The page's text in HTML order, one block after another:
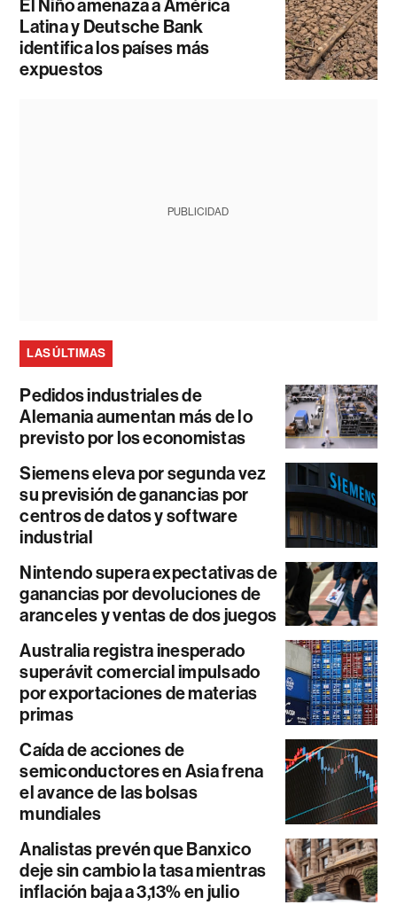
El Niño amenaza a América
Latina y Deutsche Bank
identifica los países más
expuestos
PUBLICIDAD
LAS ÚLTIMAS
Pedidos industriales de
Alemania aumentan más de lo
previsto por los economistas
Siemens eleva por segunda vez
su previsión de ganancias por
centros de datos y software
industrial
Nintendo supera expectativas de
ganancias por devoluciones de
aranceles y ventas de dos juegos
Australia registra inesperado
superávit comercial impulsado
por exportaciones de materias
primas
Caída de acciones de
semiconductores en Asia frena
el avance de las bolsas
mundiales
Analistas prevén que Banxico
deje sin cambio la tasa mientras
inflación baja a 3,13% en julio